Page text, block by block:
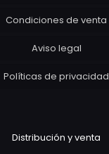
Condiciones de venta
Aviso legal
Políticas de privacidad
Distribución y venta